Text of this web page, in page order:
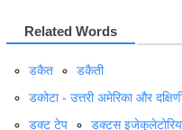
Related Words
डकैत
डकैती
डकोटा - उत्तरी अमेरिका और
डक्ट टेप
डक्टस